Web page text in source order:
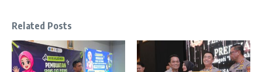
Related Posts